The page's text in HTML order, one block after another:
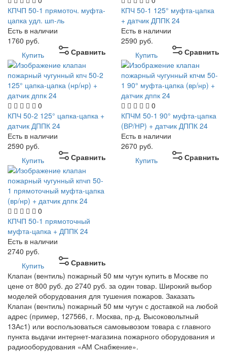
КПЧП 50-1 прямоточ. муфта-
цапка удл. шп-ль
Есть в наличии
1760 руб.
Сравнить
Купить
КПЧ 50-1 125° муфта-цапка
+ датчик ДППК 24
Есть в наличии
2590 руб.
Сравнить
Купить
0
КПЧ 50-2 125° цапка-цапка +
датчик ДППК 24
Есть в наличии
2590 руб.
Сравнить
Купить
0
КПЧМ 50-1 90° муфта-цапка
(ВР/НР) + датчик ДППК 24
Есть в наличии
2670 руб.
Сравнить
Купить
0
КПЧП 50-1 прямоточный
муфта-цапка + ДППК 24
Есть в наличии
2740 руб.
Сравнить
Купить
Клапан (вентиль) пожарный 50 мм чугун купить в Москве по
цене от 800 руб. до 2740 руб. за один товар. Широкий выбор
моделей оборудования для тушения пожаров. Заказать
Клапан (вентиль) пожарный 50 мм чугун с доставкой на любой
адрес (пример, 127566, г. Москва, пр-д. Высоковольтный
13Ас1) или воспользоваться самовывозом товара с главного
пункта выдачи интернет-магазина пожарного оборудования и
радиооборудования «АМ Снабжение».